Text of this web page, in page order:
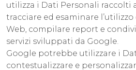
utilizza i Dati Personali raccolti
tracciare ed esaminare
Web, compilare report e
servizi sviluppati da Google.
Google potrebbe utilizzare i
contestualizzare e